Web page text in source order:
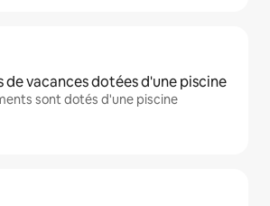
de vacances dotées d'une piscine
sont dotés d'une piscine